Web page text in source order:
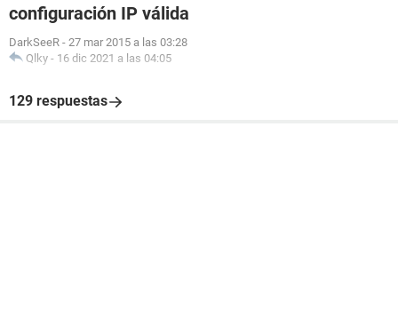
configuración IP válida
DarkSeeR - 27 mar 2015 a las 03:28
Qlky - 16 dic 2021 a las 04:05
129 respuestas